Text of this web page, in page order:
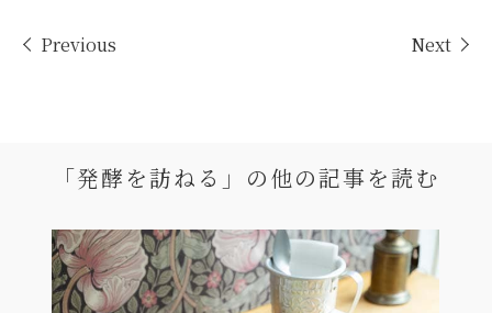
Previous Next
「発酵を訪ねる」の他の記事を読む